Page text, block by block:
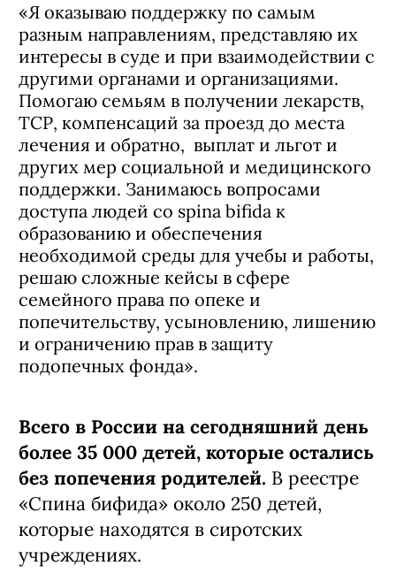
«Я оказываю поддержку по самым
разным направлениям, представляю их
интересы в суде и при взаимодействии с
другими органами и организациями.
Помогаю семьям в получении лекарств,
ТСР, компенсаций за проезд до места
лечения и обратно, выплат и льгот и
других мер социальной и медицинского
поддержки. Занимаюсь вопросами
доступа людей со spina bifida к
образованию и обеспечения
необходимой среды для учебы и работы,
решаю сложные кейсы в сфере
семейного права по опеке и
попечительству, усыновлению, лишению
и ограничению прав в защиту
подопечных фонда».
Всего в России на сегодняшний день
более 35 000 детей, которые остались
без попечения родителей. В реестре
«Спина бифида» около 250 детей,
которые находятся в сиротских
учреждениях.